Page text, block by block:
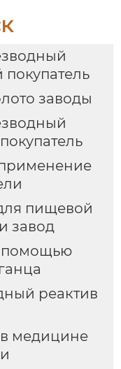
заводы
пищевой
завод
помощью
реактив
медицине